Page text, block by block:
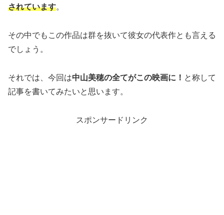
されています。
その中でもこの作品は群を抜いて彼女の代表作とも言える
でしょう。
それでは、今回は中山美穂の全てがこの映画に！ と称して
記事を書いてみたいと思います。
スポンサードリンク